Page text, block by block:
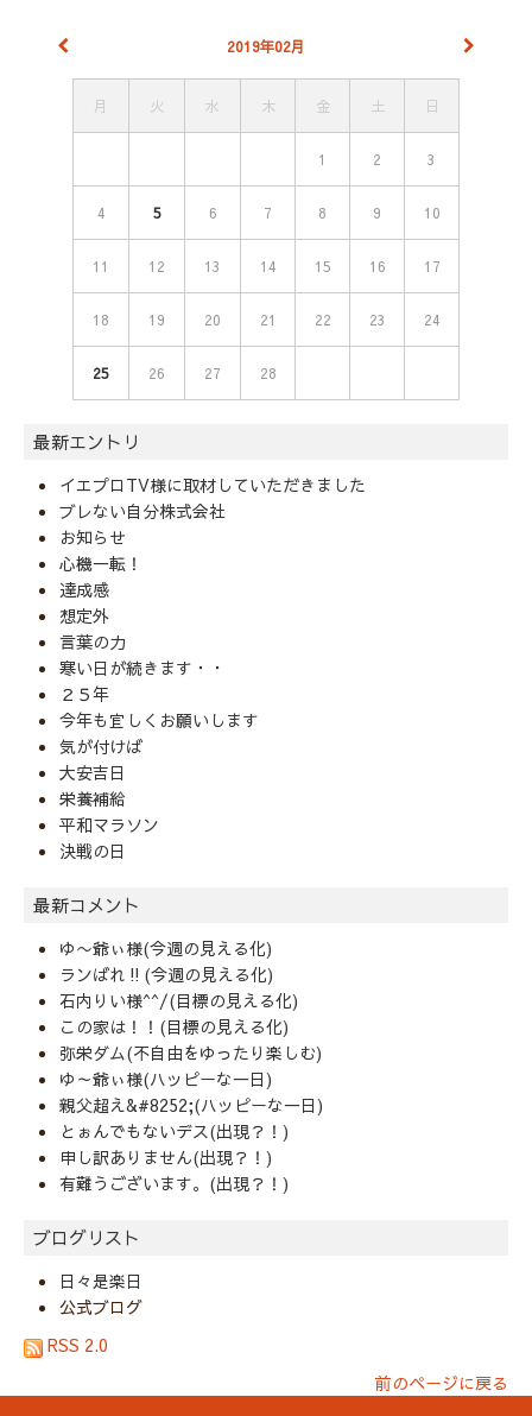
2019年02月
月 火 水 木 金 土 日
1 2 3
4 5 6 7 8 9 10
11 12 13 14 15 16 17
18 19 20 21 22 23 24
25 26 27 28
最新エントリ
イエプロTV様に取材していただきました
ブレない自分株式会社
お知らせ
心機一転！
達成感
想定外
言葉の力
寒い日が続きます・・
２５年
今年も宜しくお願いします
気が付けば
大安吉日
栄養補給
平和マラソン
決戦の日
最新コメント
ゆ〜爺ぃ様(今週の見える化)
ランばれ‼️(今週の見える化)
石内りい様^^/(目標の見える化)
この家は！！(目標の見える化)
弥栄ダム(不自由をゆったり楽しむ)
ゆ～爺ぃ様(ハッピーな一日)
親父超え&#8252;(ハッピーな一日)
とぉんでもないデス(出現？！)
申し訳ありません(出現？！)
有難うございます。(出現？！)
ブログリスト
日々是楽日
公式ブログ
RSS 2.0
前のページに戻る